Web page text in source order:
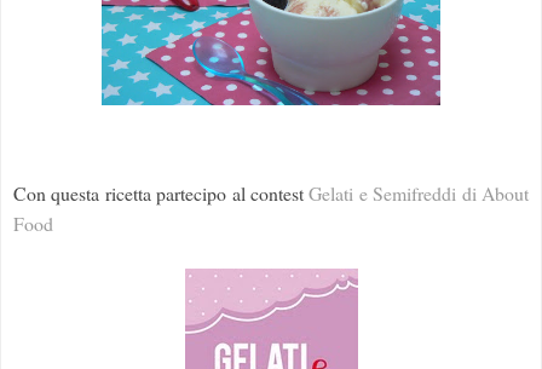
Con questa ricetta partecipo al contestGelati e Semifreddi di About
Food